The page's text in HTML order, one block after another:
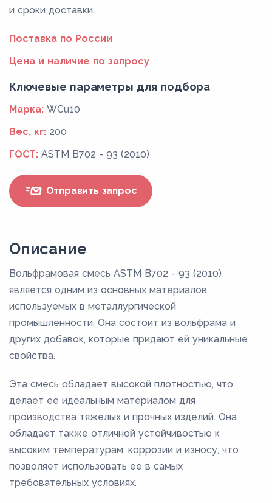
и сроки доставки.
Поставка по России
Цена и наличие по запросу
Ключевые параметры для подбора
Марка: WCu10
Вес, кг: 200
ГОСТ: ASTM B702 - 93 (2010)
Отправить запрос
Описание
Вольфрамовая смесь ASTM B702 - 93 (2010)
является одним из основных материалов,
используемых в металлургической
промышленности. Она состоит из вольфрама и
других добавок, которые придают ей уникальные
свойства.
Эта смесь обладает высокой плотностью, что
делает ее идеальным материалом для
производства тяжелых и прочных изделий. Она
обладает также отличной устойчивостью к
высоким температурам, коррозии и износу, что
позволяет использовать ее в самых
требовательных условиях.